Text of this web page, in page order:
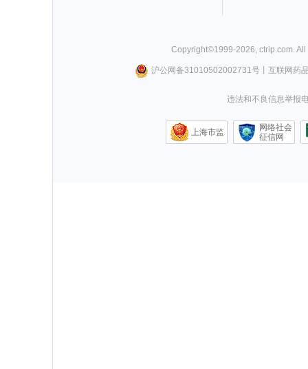
Copyright©1999-2026 ctrip.com .
沪公网备31010502002731号丨 互联网药
违法和不良信息举报
上海市监
网络社会
征信网